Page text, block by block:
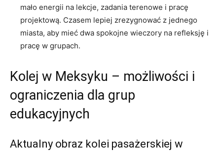
mało energii na lekcje, zadania terenowe i pracę
projektową. Czasem lepiej zrezygnować z jednego
miasta, aby mieć dwa spokojne wieczory na refleksję i
pracę w grupach.
Kolej w Meksyku – możliwości i
ograniczenia dla grup
edukacyjnych
Aktualny obraz kolei pasażerskiej w